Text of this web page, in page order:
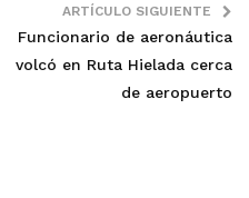
ARTÍCULO SIGUIENTE
Funcionario de aeronáutica
volcó en Ruta Hielada cerca
de aeropuerto